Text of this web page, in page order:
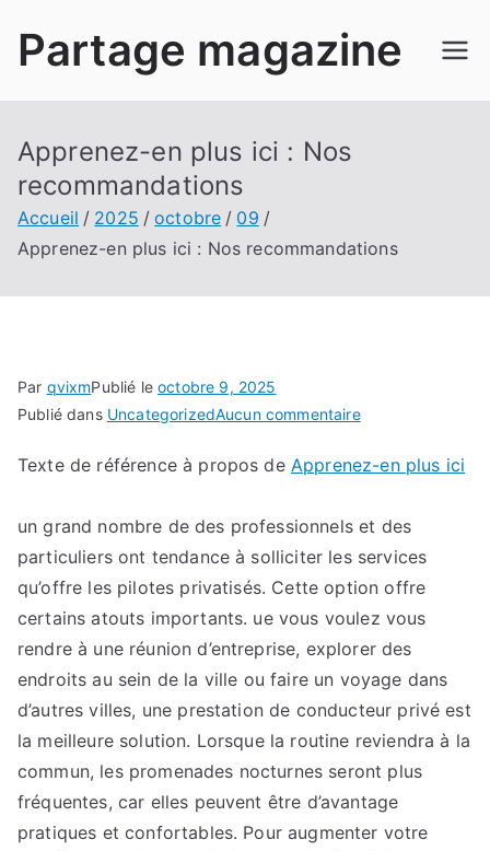
Partage magazine
Apprenez-en plus ici : Nos
recommandations
Accueil 2025 octobre
09
Apprenez-en plus ici : Nos recommandations
Par qvixmPublié leoctobre 9, 2025
Publié dans UncategorizedAucun commentairesur
en
ici
:
Texte de référence à propos de Apprenez-en plus ici
un grand nombre de des professionnels et des
particuliers ont tendance à solliciter les services
qu’offre les pilotes privatisés. Cette option offre
certains atouts importants. ue vous voulez vous
rendre à une réunion d’entreprise, explorer des
endroits au sein de la ville ou faire un voyage dans
d’autres villes, une prestation de conducteur privé est
la meilleure solution. Lorsque la routine reviendra à la
commun, les promenades nocturnes seront plus
fréquentes, car elles peuvent être d’avantage
pratiques et confortables. Pour augmenter votre